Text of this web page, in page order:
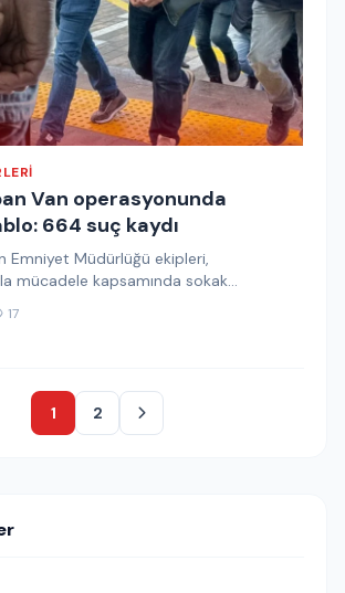
Van operasyonunda
664 suç kaydı
Emniyet Müdürlüğü ekipleri,
mücadele kapsamında sokak
yürüttükleri çalışmalar
bir operasyona imza…
17
1 2